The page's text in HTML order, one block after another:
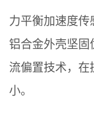
力平衡加速度传
铝合金外壳坚固
流偏置技术，在
小。